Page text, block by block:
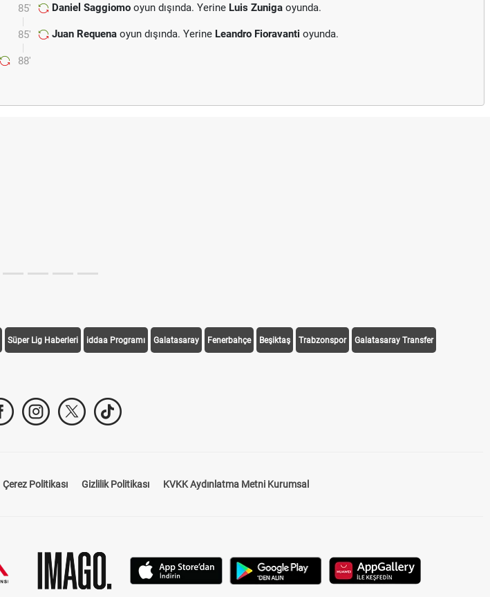
85' Daniel Saggiomo oyun dışında. Yerine Luis Zuniga oyunda.
85' Juan Requena oyun dışında. Yerine Leandro Fioravanti oyunda.
88'
Süper Lig Haberleri iddaa Programı Galatasaray Fenerbahçe Beşiktaş Trabzonspor Galatasaray Transfer
Çerez Politikası Gizlilik Politikası KVKK Aydınlatma Metni Kurumsal